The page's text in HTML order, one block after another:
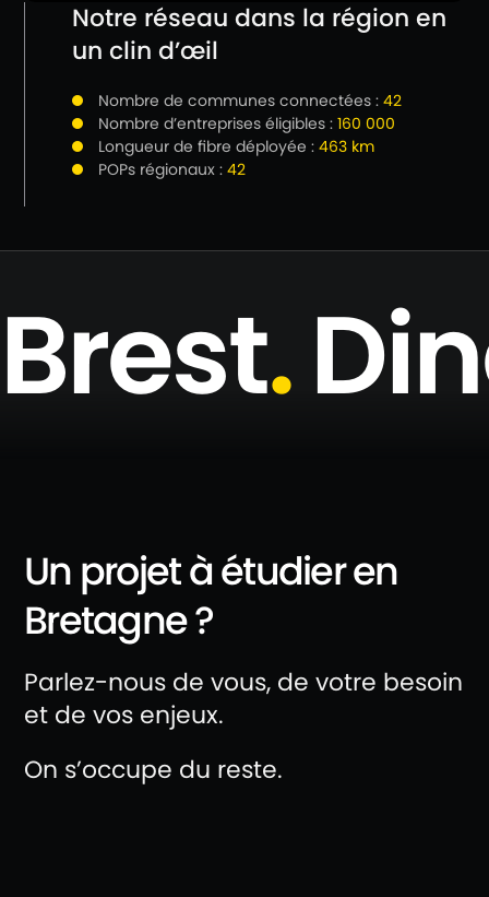
Notre réseau dans la région en
un clin d’œil
Nombre de communes connectées : 42
Nombre d’entreprises éligibles : 160 000
Longueur de fibre déployée : 463 km
POPs régionaux : 42
Brest.
Un projet à étudier en
Bretagne ?
Parlez-nous de vous, de votre besoin
et de vos enjeux.
On s’occupe du reste.